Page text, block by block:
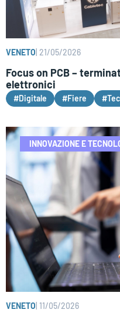
VENETO 21/05/2026
Focus on PCB –
elettronici
#Digitale #Fiere
INNOVAZIONE E
VENETO 11/05/2026